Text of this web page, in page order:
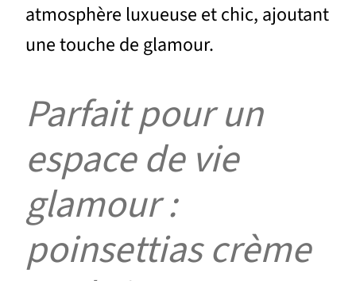
atmosphère luxueuse et chic, ajoutant
une touche de glamour.
Parfait pour un
espace de vie
glamour :
poinsettias crème